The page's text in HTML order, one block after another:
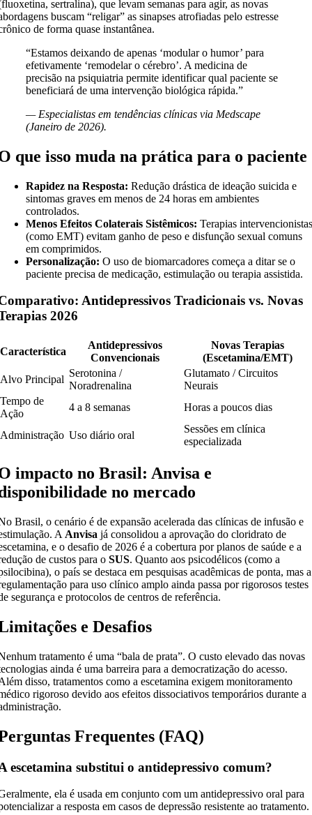
sertralina), que levam semanas para agir, as novas
buscam “religar” as sinapses atrofiadas pelo estresse
de forma quase instantânea.
“Estamos deixando de apenas ‘modular o humor’ para
efetivamente ‘remodelar o cérebro’. A medicina de
precisão na psiquiatria permite identificar qual paciente se
beneficiará de uma intervenção biológica rápida.”
— Especialistas em tendências clínicas via Medscape
(Janeiro de 2026).
que isso muda na prática para o paciente
Rapidez na Resposta: Redução drástica de ideação suicida e
sintomas graves em menos de 24 horas em ambientes
controlados.
Menos Efeitos Colaterais Sistêmicos: Terapias
(como EMT) evitam ganho de peso e disfunção sexual comuns
em comprimidos.
Personalização: O uso de biomarcadores começa a ditar se o
paciente precisa de medicação, estimulação ou terapia assistida.
Antidepressivos Tradicionais vs. Novas
2026
Característica
Antidepressivos
Convencionais
Novas Terapias
(Escetamina/EMT)
Alvo Principal
Serotonina /
Noradrenalina
Glutamato / Circuitos
Neurais
Tempo de
Ação
4 a 8 semanas Horas a poucos dias
Administração Uso diário oral
Sessões em clínica
especializada
impacto no Brasil: Anvisa e
no mercado
Brasil, o cenário é de expansão acelerada das clínicas de infusão e
A Anvisa já consolidou a aprovação do cloridrato de
e o desafio de 2026 é a cobertura por planos de saúde e a
de custos para oSUS. Quanto aos psicodélicos (como a
o país se destaca em pesquisas acadêmicas de ponta, mas a
para uso clínico amplo ainda passa por rigorosos testes
segurança e protocolos de centros de referência.
e Desafios
tratamento é uma “bala de prata”. O custo elevado das novas
ainda é uma barreira para a democratização do acesso.
disso, tratamentos como a escetamina exigem monitoramento
rigoroso devido aos efeitos dissociativos temporários durante a
Frequentes (FAQ)
escetamina substitui o antidepressivo comum?
ela é usada em conjunto com um antidepressivo oral para
a resposta em casos de depressão resistente ao tratamento.